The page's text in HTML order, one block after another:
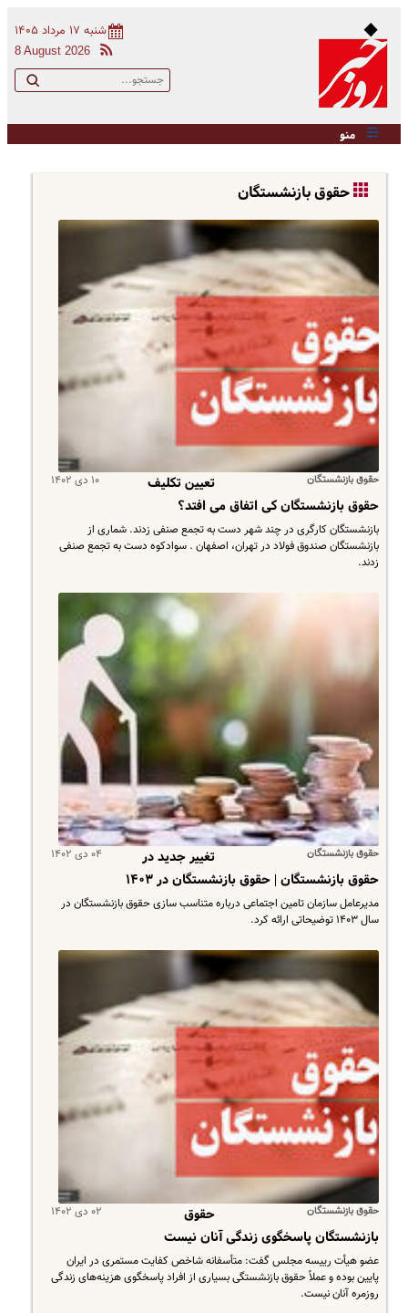
شنبه ۱۷ مرداد ۱۴۰۵
8 August 2026
منو
حقوق بازنشستگان
حقوق بازنشستگان ۱۰ دی ۱۴۰۲
تعیین تکلیف
حقوق بازنشستگان کی اتفاق می افتد؟
بازنشستگان کارگری در چند شهر دست به تجمع صنفی زدند. شماری از
بازنشستگان صندوق فولاد در تهران، اصفهان . سوادکوه دست به تجمع صنفی
زدند.
حقوق بازنشستگان ۰۴ دی ۱۴۰۲
تغییر جدید در
حقوق بازنشستگان | حقوق بازنشستگان در ۱۴۰۳
​مدیرعامل سازمان تامین اجتماعی درباره متناسب سازی حقوق بازنشستگان در
سال ۱۴۰۳ توضیحاتی ارائه کرد.
حقوق بازنشستگان ۰۲ دی ۱۴۰۲
حقوق
بازنشستگان پاسخگوی زندگی آنان نیست
​عضو هیأت رییسه مجلس گفت: متأسفانه شاخص کفایت مستمری در ایران
پایین بوده و عملاً حقوق بازنشستگی بسیاری از افراد پاسخگوی هزینه‌های زندگی
روزمره آنان نیست.